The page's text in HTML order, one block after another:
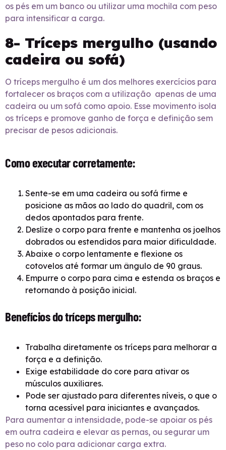
os pés em um banco ou utilizar uma mochila com peso
para intensificar a carga.
8- Tríceps mergulho (usando
cadeira ou sofá)
O tríceps mergulho é um dos melhores exercícios para
fortalecer os braços com a utilização apenas de uma
cadeira ou um sofá como apoio. Esse movimento isola
os tríceps e promove ganho de força e definição sem
precisar de pesos adicionais.
Como executar corretamente:
Sente-se em uma cadeira ou sofá firme e
posicione as mãos ao lado do quadril, com os
dedos apontados para frente.
Deslize o corpo para frente e mantenha os joelhos
dobrados ou estendidos para maior dificuldade.
Abaixe o corpo lentamente e flexione os
cotovelos até formar um ângulo de 90 graus.
Empurre o corpo para cima e estenda os braços e
retornando à posição inicial.
Benefícios do tríceps mergulho:
Trabalha diretamente os tríceps para melhorar a
força e a definição.
Exige estabilidade do core para ativar os
músculos auxiliares.
Pode ser ajustado para diferentes níveis, o que o
torna acessível para iniciantes e avançados.
Para aumentar a intensidade, pode-se apoiar os pés
em outra cadeira e elevar as pernas, ou segurar um
peso no colo para adicionar carga extra.